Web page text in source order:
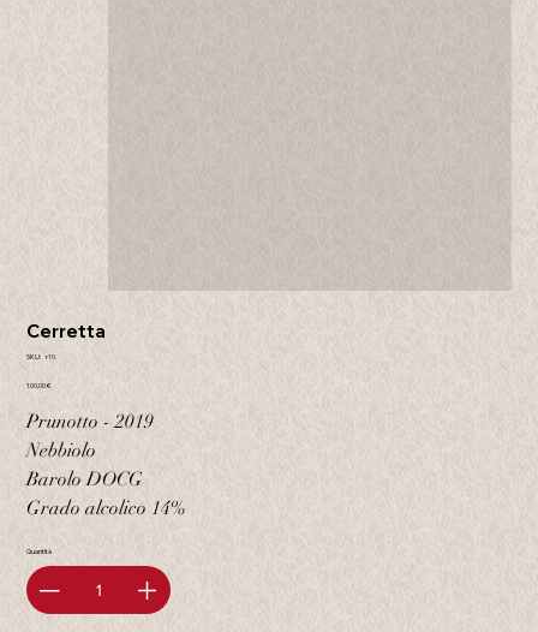
Cerretta
SKU: SKU
r10
Prezzo
100,00 €
Prunotto - 2019
Nebbiolo
Barolo DOCG
Grado alcolico 14%
Quantità